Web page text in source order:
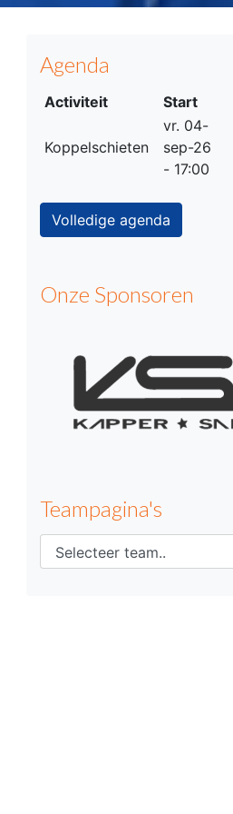
Agenda
Activiteit Start
Koppelschieten
vr. 04-
sep-26
- 17:00
Volledige agenda
Onze Sponsoren
Teampagina's